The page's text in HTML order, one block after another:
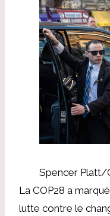
Spencer Platt/
La COP28 a
lutte contre le